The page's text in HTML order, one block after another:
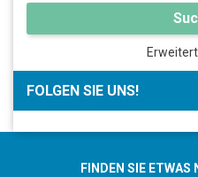
FOLGEN SIE UNS!
FINDEN SIE ETWAS